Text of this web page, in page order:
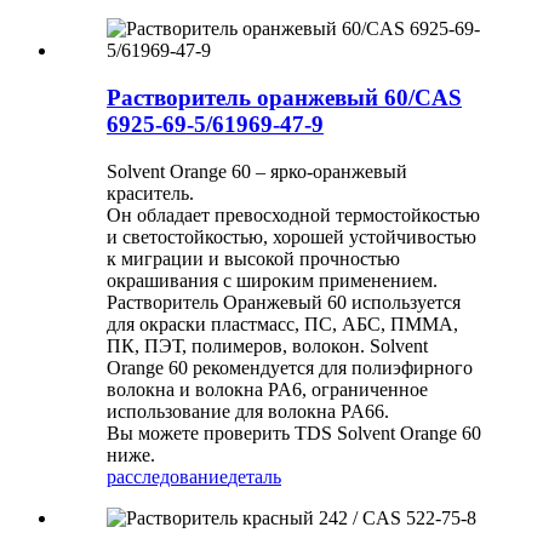
Растворитель оранжевый 60/CAS
6925-69-5/61969-47-9
Solvent Orange 60 – ярко-оранжевый
краситель.
Он обладает превосходной термостойкостью
и светостойкостью, хорошей устойчивостью
к миграции и высокой прочностью
окрашивания с широким применением.
Растворитель Оранжевый 60 используется
для окраски пластмасс, ПС, АБС, ПММА,
ПК, ПЭТ, полимеров, волокон. Solvent
Orange 60 рекомендуется для полиэфирного
волокна и волокна PA6, ограниченное
использование для волокна PA66.
Вы можете проверить TDS Solvent Orange 60
ниже.
расследованиедеталь